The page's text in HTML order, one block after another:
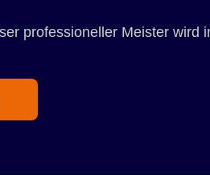
professioneller Meister wird